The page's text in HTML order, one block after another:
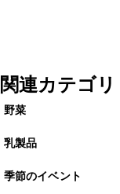
関連カテゴリ
野菜
乳製品
季節のイベント